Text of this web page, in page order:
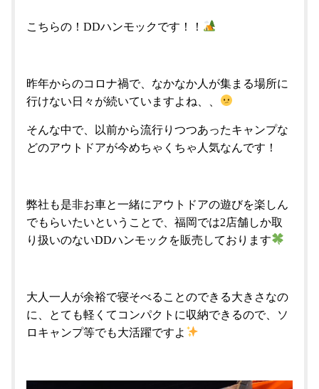
こちらの！DDハンモックです！！
昨年からのコロナ禍で、なかなか人が集まる場所に
行けない日々が続いていますよね、、
そんな中で、以前から流行りつつあったキャンプな
どのアウトドアが今めちゃくちゃ人気なんです！
弊社も是非お車と一緒にアウトドアの遊びを楽しん
でもらいたいということで、福岡では2店舗しか取
り扱いのないDDハンモックを販売しております
大人一人が余裕で寝そべることのできる大きさなの
に、とても軽くてコンパクトに収納できるので、ソ
ロキャンプ等でも大活躍ですよ